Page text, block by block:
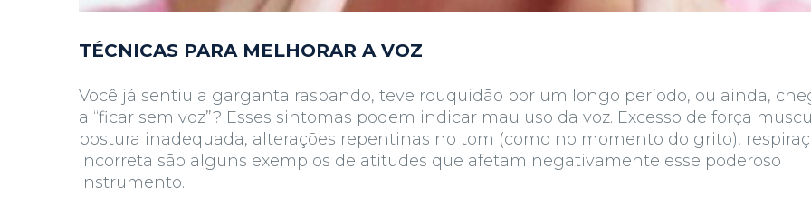
TÉCNICAS PARA MELHORAR A VOZ
Você já sentiu a garganta raspando, teve rouquidão por um longo período, ou ainda,
a “ficar sem voz”? Esses sintomas podem indicar mau uso da voz. Excesso de força
postura inadequada, alterações repentinas no tom (como no momento do grito),
incorreta são alguns exemplos de atitudes que afetam negativamente esse poderoso
instrumento.